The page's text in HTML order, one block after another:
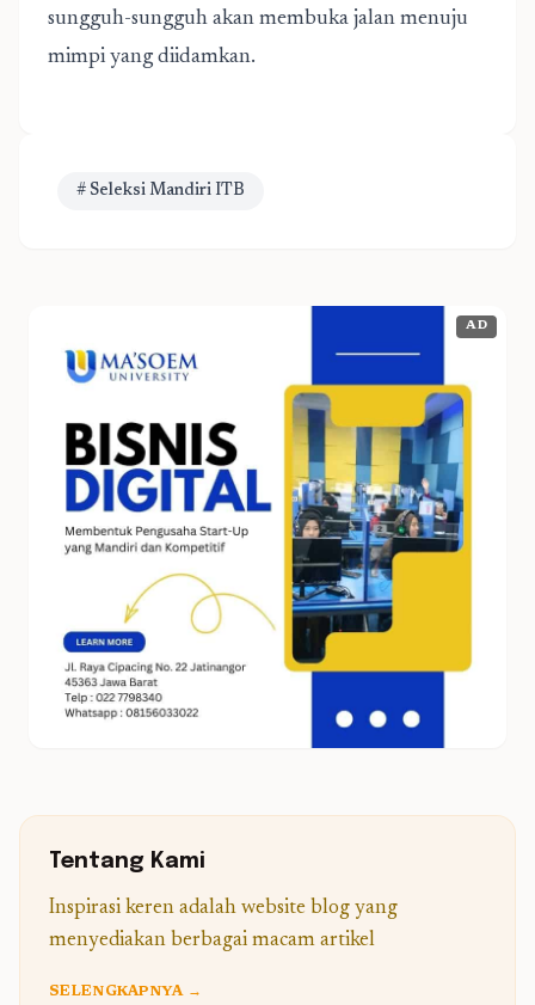
sungguh-sungguh akan membuka jalan menuju
mimpi yang diidamkan.
# Seleksi Mandiri ITB
AD
Tentang Kami
Inspirasi keren adalah website blog yang
menyediakan berbagai macam artikel
SELENGKAPNYA →